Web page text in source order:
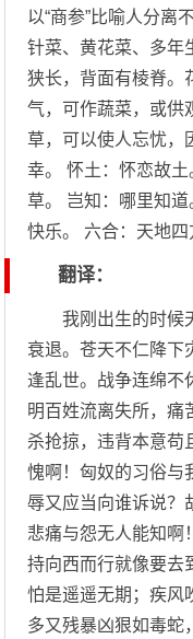
以“商参”比喻人分离
针菜、黄花菜、多年
狭长，背面有棱脊。
气，可作蔬菜，或供
草，可以使人忘忧，
幸。 怀土：怀恋故
草。 岂知：哪里知道
快乐。 六合：天地四
翻译：
我刚出生的时候天
衰退。苍天不仁降下
逢乱世。战争连绵不
明百姓流离失所，痛
杀抢掠，违背本意苟
愧啊！匈奴的习俗与
辱又应当向谁诉说？
悲痛与怨无人能知
持向西而行就像要去
怕是遥遥无期；疾风
多又残暴凶狠如毒蛇